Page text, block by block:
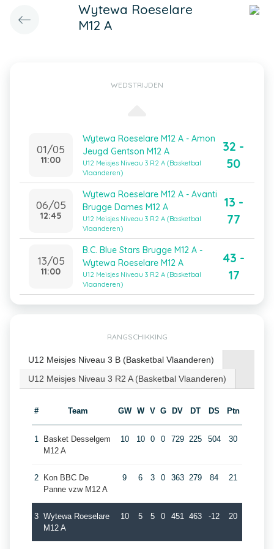
Wytewa Roeselare
M12 A
WEDSTRIJDEN
01/05
11:00
Wytewa Roeselare M12 A - Amon
Jeugd Gentson M12 A
U12 Meisjes Niveau 3 R2 A (Basketbal
Vlaanderen)
32 -
50
06/05
12:45
Wytewa Roeselare M12 A - Avanti
Brugge Dames M12 A
U12 Meisjes Niveau 3 R2 A (Basketbal
Vlaanderen)
13 -
77
13/05
11:00
B.C. Blue Stars Brugge M12 A -
Wytewa Roeselare M12 A
U12 Meisjes Niveau 3 R2 A (Basketbal
Vlaanderen)
43 -
17
RANGSCHIKKING
U12 Meisjes Niveau 3 B (Basketbal Vlaanderen)
U12 Meisjes Niveau 3 R2 A (Basketbal Vlaanderen)
# Team GW W V G DV DT DS Ptn
1
Basket Desselgem
M12 A
10 10 0 0 729 225 504 30
2
Kon BBC De
Panne vzw M12 A
9 6 3 0 363 279 84 21
3 Wytewa Roeselare
M12 A
10 5 5 0 451 463 -12 20